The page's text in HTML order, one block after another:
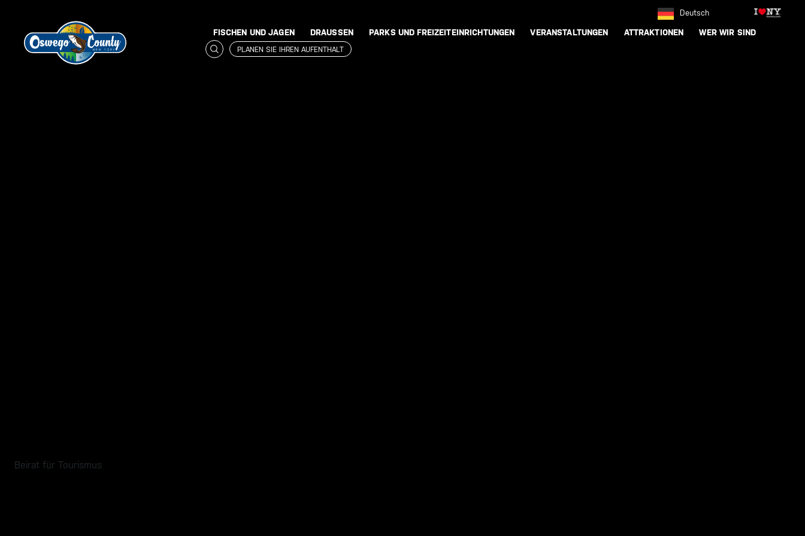
Deutsch
FISCHEN UND JAGEN DRAUSSEN PARKS UND FREIZEITEINRICHTUNGEN VERANSTALTUNGEN ATTRAKTIONEN WER WIR SIND
PLANEN SIE IHREN AUFENTHALT
Beirat für Tourismus